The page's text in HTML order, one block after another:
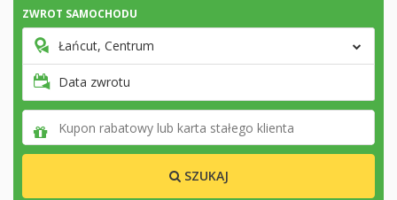
ZWROT SAMOCHODU
Łańcut, Centrum
Data zwrotu
SZUKAJ